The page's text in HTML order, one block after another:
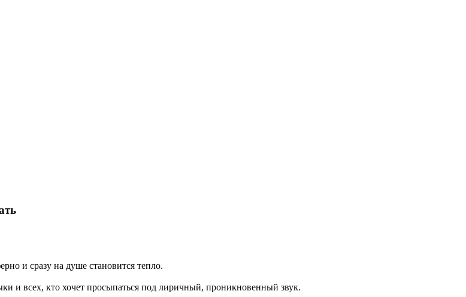
и сразу на душе становится тепло.
и всех, кто хочет просыпаться под лиричный, проникновенный звук.